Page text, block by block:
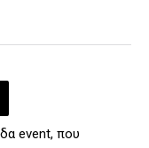
event, που